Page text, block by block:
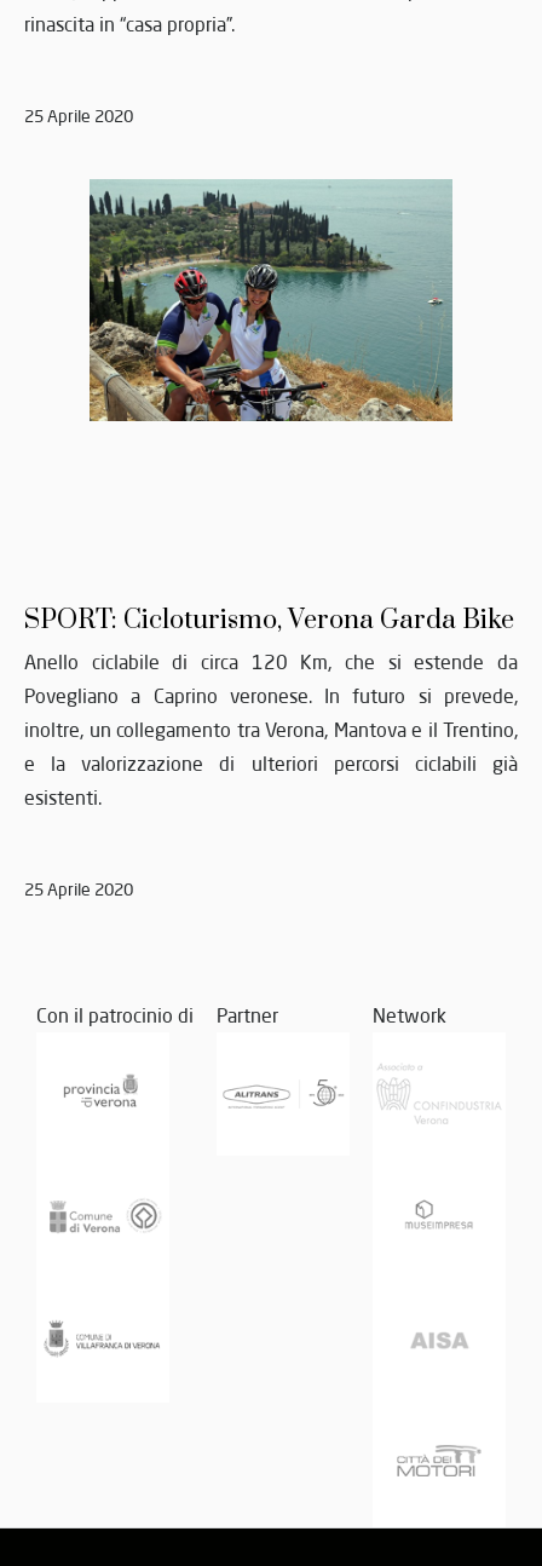
rinascita in “casa propria”.
25 Aprile 2020
SPORT: Cicloturismo, Verona Garda Bike
Anello ciclabile di circa 120 Km, che si estende da
Povegliano a Caprino veronese. In futuro si prevede,
inoltre, un collegamento tra Verona, Mantova e il Trentino,
e la valorizzazione di ulteriori percorsi ciclabili già
esistenti.
25 Aprile 2020
Con il patrocinio di Partner Network